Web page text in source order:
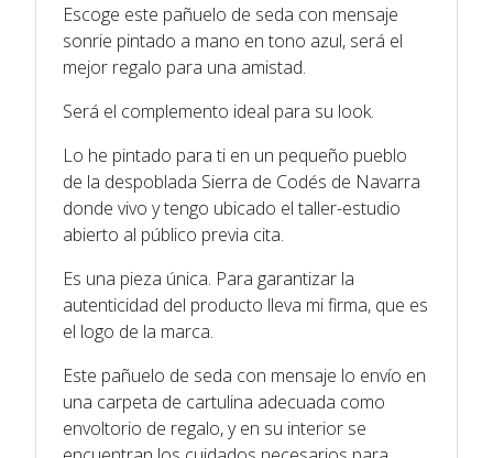
Escoge este pañuelo de seda con mensaje
sonrie pintado a mano en tono azul, será el
mejor regalo para una amistad.
Será el complemento ideal para su look.
Lo he pintado para ti en un pequeño pueblo
de la despoblada Sierra de Codés de Navarra
donde vivo y tengo ubicado el taller-estudio
abierto al público previa cita.
Es una pieza única. Para garantizar la
autenticidad del producto lleva mi firma, que es
el logo de la marca.
Este pañuelo de seda con mensaje lo envío en
una carpeta de cartulina adecuada como
envoltorio de regalo, y en su interior se